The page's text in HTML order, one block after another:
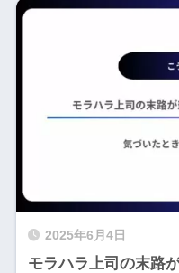
2025年6月4日
モラハラ上司の末路